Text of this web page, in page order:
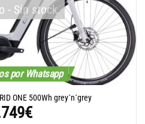
por Whatsapp
- Sin stock
ONE 500Wh grey´n´grey
€